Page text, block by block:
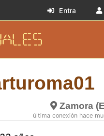
Entra
Zamora
última conexión hace